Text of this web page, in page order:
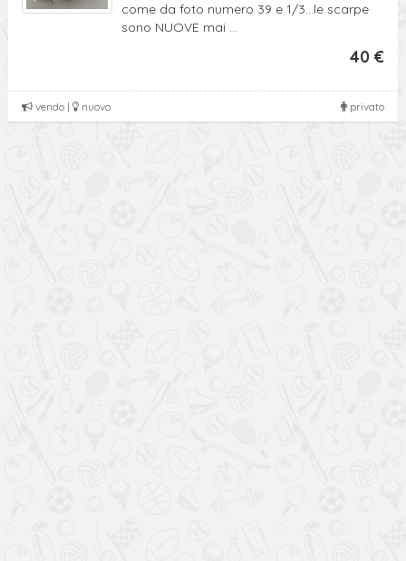
come da foto numero 39 e 1/3...le scarpe
sono NUOVE mai ...
40 €
privato
vendo | nuovo